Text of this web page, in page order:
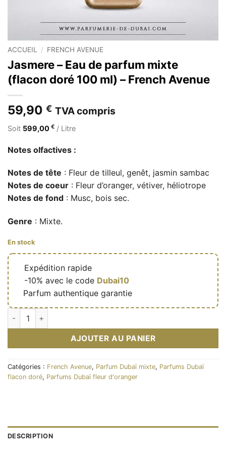
ACCUEIL / FRENCH AVENUE
Jasmere – Eau de parfum mixte
(flacon doré 100 ml) – French Avenue
59,90 € TVA compris
Soit 599,00 € / Litre
Notes olfactives :
Notes de tête : Fleur de tilleul, genêt, jasmin sambac
Notes de coeur : Fleur d’oranger, vétiver, héliotrope
Notes de fond : Musc, bois sec.
Genre : Mixte.
En stock
Expédition rapide
-10% avec le code Dubai10
Parfum authentique garantie
quantité de Jasmere – Eau de parfum mixte (flacon doré 100
AJOUTER AU PANIER
Catégories : French Avenue, Parfum Dubaï mixte, Parfums Dubaï
flacon doré, Parfums Dubaï fleur d'oranger
DESCRIPTION